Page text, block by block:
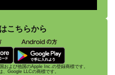
こちらから
および他国のApple Inc.の登録商標です。
Google LLCの商標です。